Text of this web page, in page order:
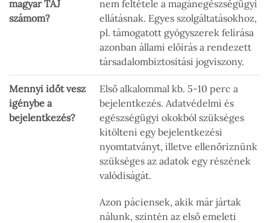
magyar TAJ
számom?
nem feltétele a magánegészségügyi
ellátásnak. Egyes szolgáltatásokhoz,
pl. támogatott gyógyszerek felírása
azonban állami előírás a rendezett
társadalombiztosítási jogviszony.
Mennyi időt vesz
igénybe a
bejelentkezés?
Első alkalommal kb. 5-10 perc a
bejelentkezés. Adatvédelmi és
egészségügyi okokból szükséges
kitölteni egy bejelentkezési
nyomtatványt, illetve ellenőriznünk
szükséges az adatok egy részének
valódiságát.
Azon páciensek, akik már jártak
nálunk, szintén az első emeleti